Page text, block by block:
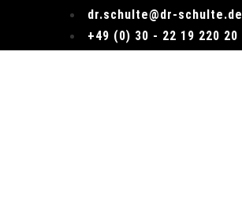
dr.schulte@dr-schulte.de
+49 (0) 30 - 22 19 220 20